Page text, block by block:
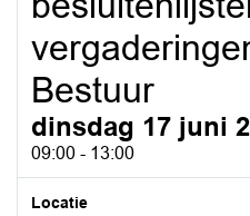
Bestuur
dinsdag 17 juni
09:00 - 13:00
Locatie